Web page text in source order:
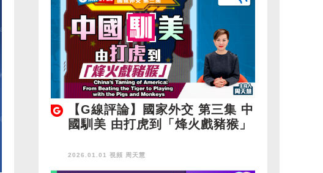
【G線評論】國家外交 第三集 中
國馴美 由打虎到「烽火戲豬猴」
2026.01.01 視頻 周天慧